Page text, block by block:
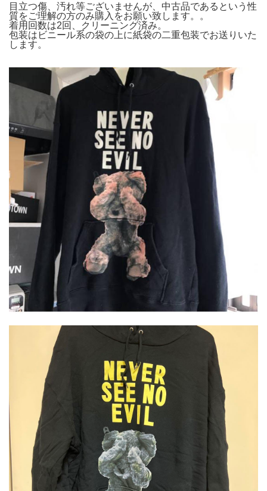
目立つ傷、汚れ等ございませんが、中古品であるという性
質をご理解の方のみ購入をお願い致します。。
着用回数は2回、クリーニング済み。
包装はビニール系の袋の上に紙袋の二重包装でお送りいた
します。